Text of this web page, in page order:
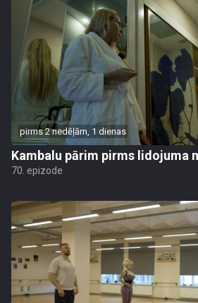
pirms 2 nedēļām, 1 dienas
Kambalu pārim pirms lidojuma
70. epizode